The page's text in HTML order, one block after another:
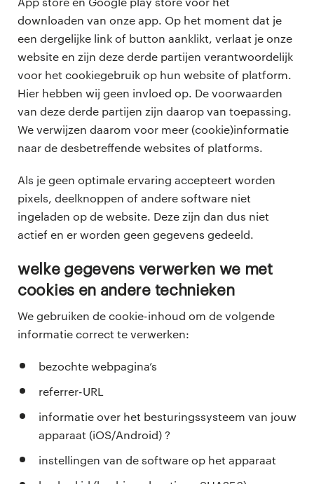
downloaden van onze app. Op het moment dat je
een dergelijke link of button aanklikt, verlaat je onze
website en zijn deze derde partijen verantwoordelijk
voor het cookiegebruik op hun website of platform.
Hier hebben wij geen invloed op. De voorwaarden
van deze derde partijen zijn daarop van toepassing.
We verwijzen daarom voor meer (cookie)informatie
naar de desbetreffende websites of platforms.
Als je geen optimale ervaring accepteert worden
pixels, deelknoppen of andere software niet
ingeladen op de website. Deze zijn dan dus niet
actief en er worden geen gegevens gedeeld.
welke gegevens verwerken we met
cookies en andere technieken
We gebruiken de cookie-inhoud om de volgende
informatie correct te verwerken:
bezochte webpagina’s
referrer-URL
informatie over het besturingssysteem van jouw
apparaat (iOS/Android) ?
instellingen van de software op het apparaat